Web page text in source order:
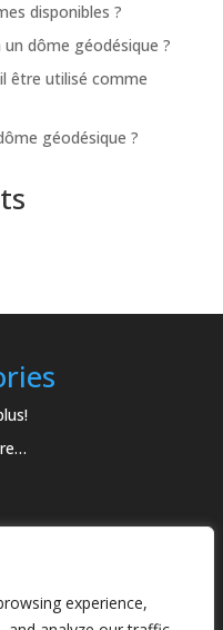
experience,
disponibles ?
dôme géodésique ?
être utilisé comme
géodésique ?